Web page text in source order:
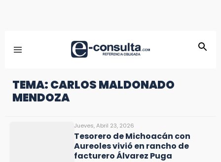
TEMA: CARLOS MALDONADO
MENDOZA
Jueves, Abril 23, 2026
Tesorero de Michoacán con
Aureoles vivió en rancho de
facturero Álvarez Puga